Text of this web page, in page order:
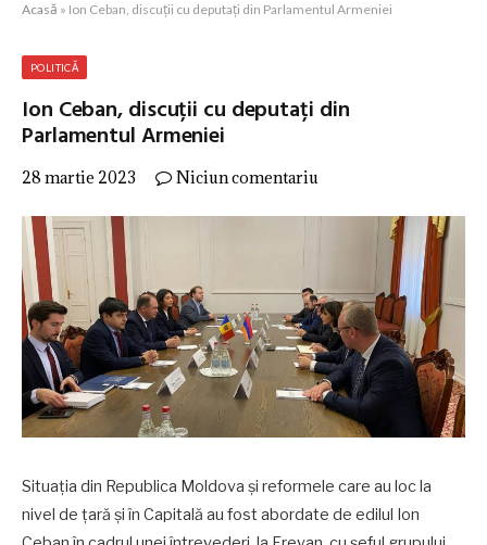
Acasă » Ion Ceban, discuții cu deputați din Parlamentul Armeniei
POLITICĂ
Ion Ceban, discuții cu deputați din
Parlamentul Armeniei
28 martie 2023 Niciun comentariu
Situația din Republica Moldova și reformele care au loc la
nivel de țară și în Capitală au fost abordate de edilul Ion